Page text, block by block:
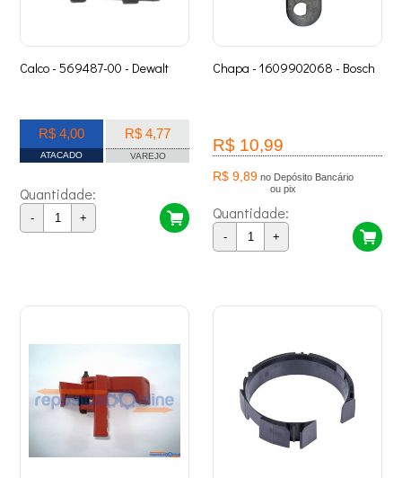
Calco - 569487-00 - Dewalt
R$ 4,00
ATACADO
R$ 4,77
VAREJO
Quantidade:
- +
Chapa - 1609902068 - Bosch
R$ 10,99
R$ 9,89 no Depósito Bancário
ou pix
Quantidade:
- +